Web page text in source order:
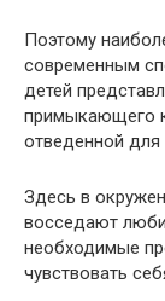
Поэтому
современным
детей
примыкающего к
отведенной для
Здесь в
восседают
необходимые
чувствовать